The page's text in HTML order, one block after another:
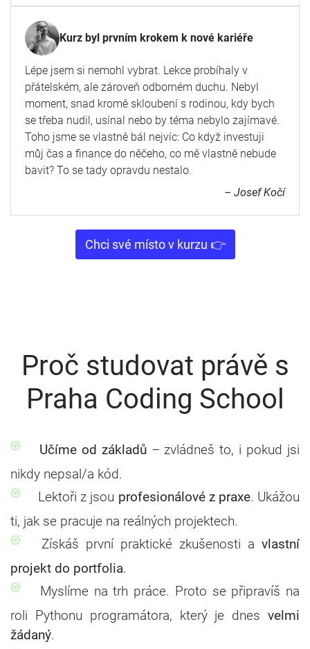
Kurz byl prvním krokem k nové kariéře
Lépe jsem si nemohl vybrat. Lekce probíhaly v
přátelském, ale zároveň odborném duchu. Nebyl
moment, snad kromě skloubení s rodinou, kdy bych
se třeba nudil, usínal nebo by téma nebylo zajímavé.
Toho jsme se vlastně bál nejvíc: Co když investuji
můj čas a finance do něčeho, co mě vlastně nebude
bavit? To se tady opravdu nestalo.
– Josef Kočí
Chci své místo v kurzu 👉
Proč studovat právě s
Praha Coding School
Učíme od základů– zvládneš to, i pokud jsi
nikdy nepsal/a kód.
Lektoři z jsou profesionálové z praxe. Ukážou
ti, jak se pracuje na reálných projektech.
Získáš první praktické zkušenosti a vlastní
projekt do portfolia.
Myslíme na trh práce. Proto se připravíš na
roli Pythonu programátora, který je dnes velmi
žádaný.